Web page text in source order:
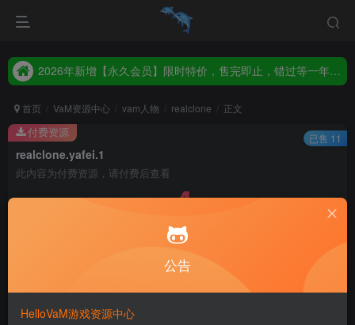
2026年新增【永久会员】限时特价，售完即止，错过等一年！！！
2026年新增【永久会员】限时特价，售完即止，错过等一年！！！
首页 VaM资源中心 vam人物 realclone 正文
realclone.yafei.1
此内容为付费资源，请付费后查看
4
立即购买
付费资源 已售 11
公告
HelloVaM游戏资源中心